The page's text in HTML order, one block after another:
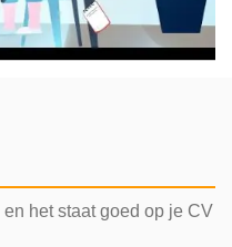
het staat goed op je CV